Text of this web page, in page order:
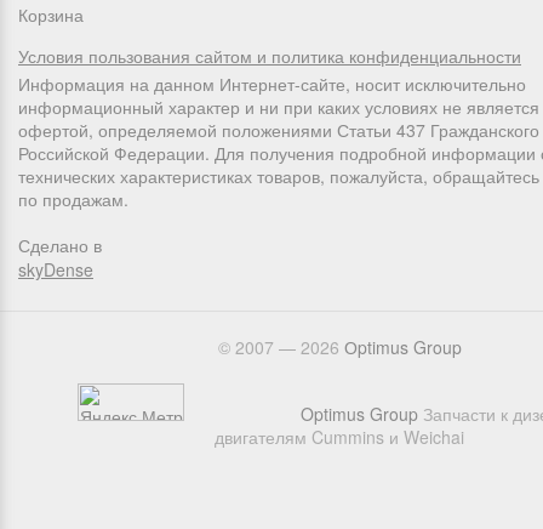
Корзина
Условия пользования сайтом и политика конфиденциальности
Информация на данном Интернет-сайте, носит исключительно
информационный характер и ни при каких условиях не
офертой, определяемой положениями Статьи 437 Гражданского
Российской Федерации. Для получения подробной информации
технических характеристиках товаров, пожалуйста,
по продажам.
Сделано в
skyDense
© 2007 — 2026 Оptimus Group
Optimus Group Запчасти к
двигателям Cummins и Weichai